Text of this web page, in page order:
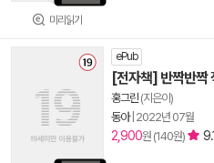
미리읽기
ePub
[전자책] 반짝반짝
홍그린 (지은이)
동아| 2022년 07월
2,900원 (140원) 9.1